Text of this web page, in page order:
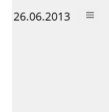
26.06.2013